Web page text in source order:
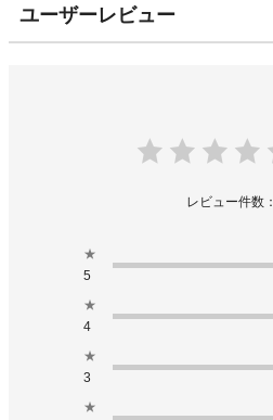
ユーザーレビュー
レビュー件数：
★
5
★
4
★
3
★